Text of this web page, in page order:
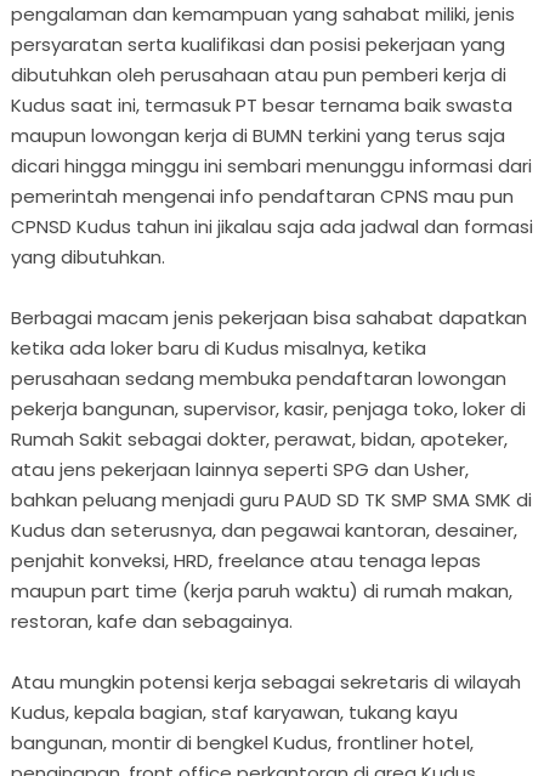
pengalaman dan kemampuan yang sahabat miliki, jenis
persyaratan serta kualifikasi dan posisi pekerjaan yang
dibutuhkan oleh perusahaan atau pun pemberi kerja di
Kudus saat ini, termasuk PT besar ternama baik swasta
maupun lowongan kerja di BUMN terkini yang terus saja
dicari hingga minggu ini sembari menunggu informasi dari
pemerintah mengenai info pendaftaran CPNS mau pun
CPNSD Kudus tahun ini jikalau saja ada jadwal dan formasi
yang dibutuhkan.
Berbagai macam jenis pekerjaan bisa sahabat dapatkan
ketika ada loker baru di Kudus misalnya, ketika
perusahaan sedang membuka pendaftaran lowongan
pekerja bangunan, supervisor, kasir, penjaga toko, loker di
Rumah Sakit sebagai dokter, perawat, bidan, apoteker,
atau jens pekerjaan lainnya seperti SPG dan Usher,
bahkan peluang menjadi guru PAUD SD TK SMP SMA SMK di
Kudus dan seterusnya, dan pegawai kantoran, desainer,
penjahit konveksi, HRD, freelance atau tenaga lepas
maupun part time (kerja paruh waktu) di rumah makan,
restoran, kafe dan sebagainya.
Atau mungkin potensi kerja sebagai sekretaris di wilayah
Kudus, kepala bagian, staf karyawan, tukang kayu
bangunan, montir di bengkel Kudus, frontliner hotel,